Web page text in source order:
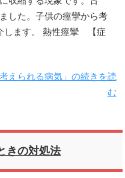
した。子供の痙攣から考
します。 熱性痙攣 【症
えられる病気」の続きを読
む
きの対処法